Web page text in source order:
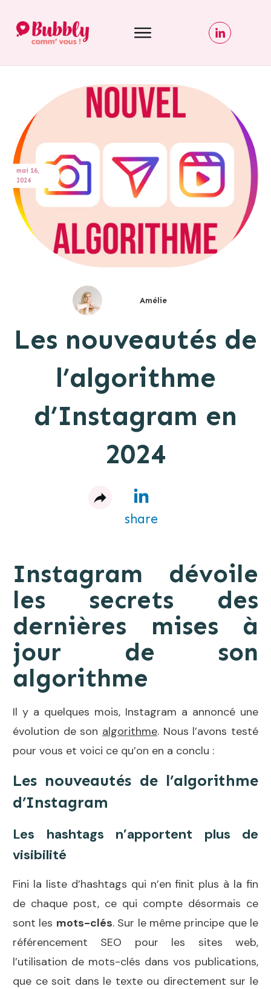
mai 16,
2024
Amélie
Les nouveautés de
l’algorithme
d’Instagram en
2024
share
Instagram dévoile
les secrets des
dernières mises à
jour de son
algorithme
Il y a quelques mois, Instagram a annoncé une
évolution de son algorithme. Nous l’avons testé
pour vous et voici ce qu’on en a conclu :
Les nouveautés de l’algorithme
d’Instagram
Les hashtags n’apportent plus de
visibilité
Fini la liste d’hashtags qui n’en finit plus à la fin
de chaque post, ce qui compte désormais ce
sont les mots-clés. Sur le même principe que le
référencement SEO pour les sites web,
l’utilisation de mots-clés dans vos publications,
que ce soit dans le texte ou directement sur le